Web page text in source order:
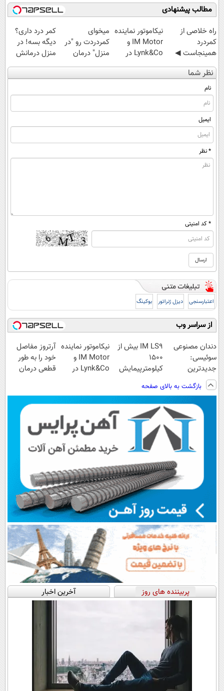
مطالب پیشنهادی
‌راه خلاصی از
کمردرد
همینجاست ◀
فقط کافیه فرم
رو پر کنی!
نیکاموتور نماینده
IM Motor و
Lynk&Co در
ایران
میخوای
کمردردت رو "در
منزل" درمان
کنی؟ (◂فیلم +
◂پرسش‌نامه)
کمر درد داری؟
دیگه بسه! در
منزل درمانش
کن
(◀پرسش‌نامه)
نظر شما
نام
ایمیل
* نظر
* کد امنیتی
اعتبارسنجی دیزل ژنراتور بوکینگ
از سراسر وب
دندان مصنوعی
سوئیسی:
جدیدترین
فناوری اروپا،
سبک و مقاوم |
پرداخت قسطی
IM LS9 بیش از
1500
کیلومترپیمایش
نیکاموتور نماینده
IM Motor و
Lynk&Co در
آرتروز مفاصل
خود را به طور
قطعی درمان
بازگشت به بالای صفحه
پربیننده های روز آخرین اخبار